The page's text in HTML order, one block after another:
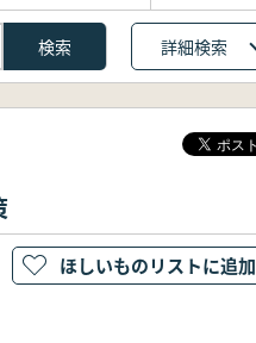
詳細検索
ほしいものリストに追加